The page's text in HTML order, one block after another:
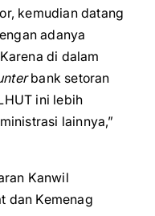
kemudian datang
adanya
di dalam
bank setoran
ini lebih
lainnya,”
Kanwil
dan Kemenag